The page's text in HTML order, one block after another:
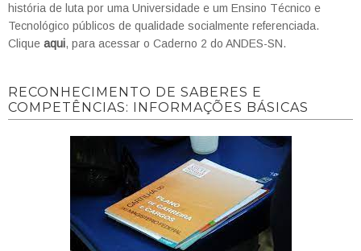
história de luta por uma Universidade e um Ensino Técnico e
Tecnológico públicos de qualidade socialmente referenciada.
Clique aqui, para acessar o Caderno 2 do ANDES-SN.
RECONHECIMENTO DE SABERES E
COMPETÊNCIAS: INFORMAÇÕES BÁSICAS